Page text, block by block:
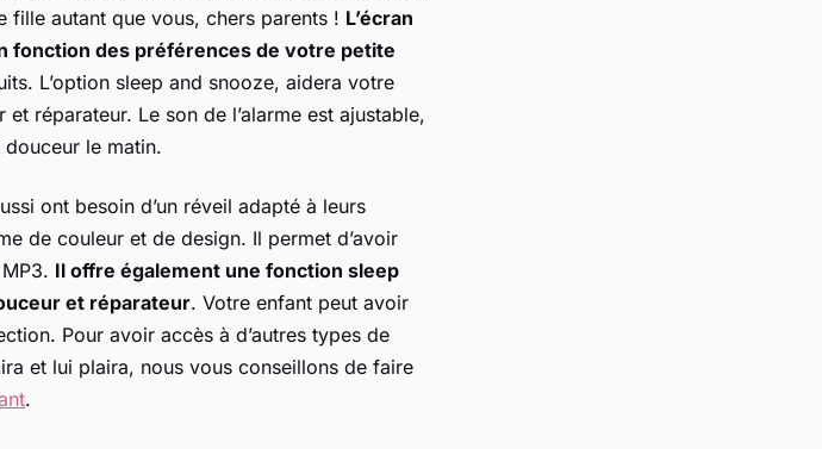
autant que vous, chers parents ! L’écran
fonction des préférences de votre petite
L’option sleep and snooze, aidera votre
réparateur. Le son de l’alarme est ajustable,
le matin.
ont besoin d’un réveil adapté à leurs
de couleur et de design. Il permet d’avoir
Il offre également une fonction sleep
et réparateur. Votre enfant peut avoir
Pour avoir accès à d’autres types de
et lui plaira, nous vous conseillons de faire
.